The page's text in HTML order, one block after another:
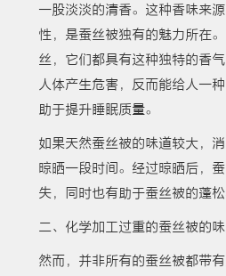
一股淡淡的清香。这种香味来
性，是蚕丝被独有的魅力所在
丝，它们都具有这种独特的香
人体产生危害，反而能给人一
助于提升睡眠质量。
如果天然蚕丝被的味道较大，
晾晒一段时间。经过晾晒后，
失，同时也有助于蚕丝被的蓬松
二、化学加工过重的蚕丝被的
然而，并非所有的蚕丝被都带